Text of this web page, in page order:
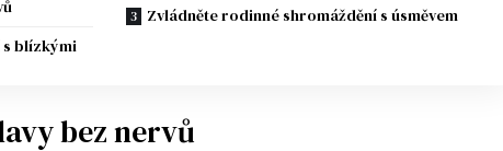
s blízkými
Zvládněte rodinné shromáždění s úsměvem
bez nervů